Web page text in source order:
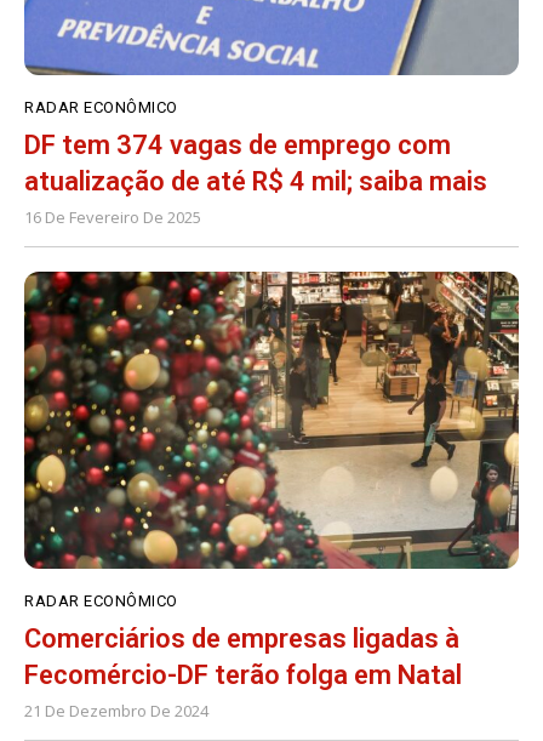
RADAR ECONÔMICO
DF tem 374 vagas de emprego com
atualização de até R$ 4 mil; saiba mais
16 De Fevereiro De 2025
RADAR ECONÔMICO
Comerciários de empresas ligadas à
Fecomércio-DF terão folga em Natal
21 De Dezembro De 2024